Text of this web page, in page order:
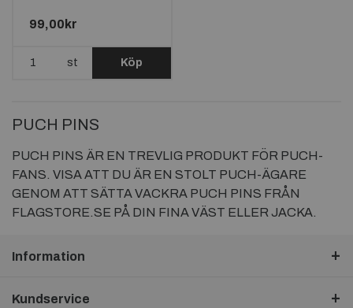
99,00kr
st Köp
PUCH PINS
PUCH PINS ÄR EN TREVLIG PRODUKT FÖR PUCH-
FANS. VISA ATT DU ÄR EN STOLT PUCH-ÄGARE
GENOM ATT SÄTTA VACKRA PUCH PINS FRÅN
FLAGSTORE.SE PÅ DIN FINA VÄST ELLER JACKA.
Information
Kundservice